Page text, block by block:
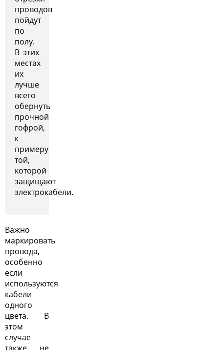
проводов
пойдут
по
полу.
В этих
местах
их
лучше
всего
обернуть
прочной
гофрой,
к
примеру
той,
которой
защищают
электрокабели.
Важно
маркировать
провода,
особенно
если
используются
кабели
одного
цвета. В
этом
случае